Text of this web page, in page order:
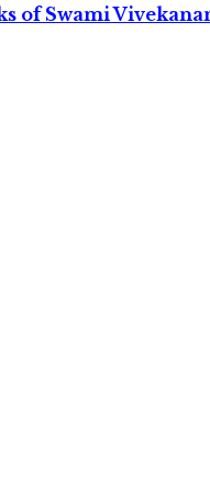
of Swami